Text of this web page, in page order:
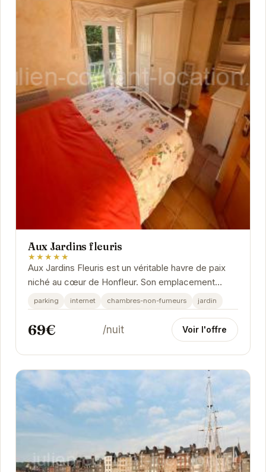
Aux Jardins fleuris
★★★★★
Aux Jardins Fleuris est un véritable havre de paix
niché au cœur de Honfleur. Son emplacement
privilégié offre un accès facile aux attractions...
parking internet chambres-non-fumeurs jardin
69€ /nuit Voir l'offre